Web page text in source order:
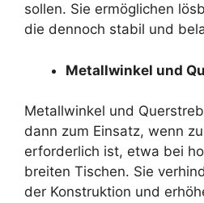
sollen. Sie ermöglichen
die dennoch stabil und
Metallwinkel und
Metallwinkel und
dann zum Einsatz, wenn
erforderlich ist, etwa bei
breiten Tischen. Sie
der Konstruktion und